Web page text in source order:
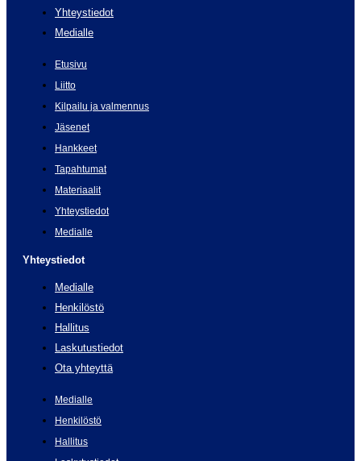
Yhteystiedot
Medialle
Etusivu
Liitto
Kilpailu ja valmennus
Jäsenet
Hankkeet
Tapahtumat
Materiaalit
Yhteystiedot
Medialle
Yhteystiedot
Medialle
Henkilöstö
Hallitus
Laskutustiedot
Ota yhteyttä
Medialle
Henkilöstö
Hallitus